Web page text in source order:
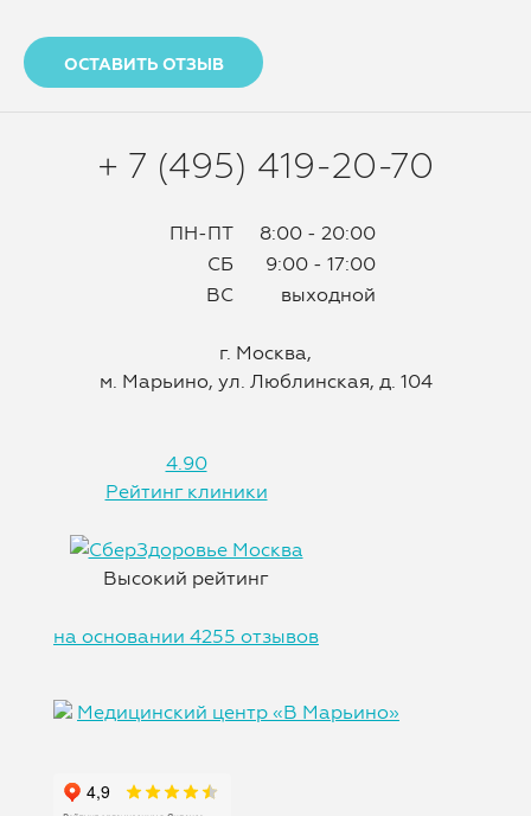
ОСТАВИТЬ ОТЗЫВ
+ 7 (495) 419-20-70
ПН-ПТ
8:00 - 20:00
СБ
9:00 - 17:00
ВС
выходной
г. Москва,
м. Марьино, ул. Люблинская, д. 104
4.90
Рейтинг клиники
Высокий рейтинг
на основании 4255 отзывов
Медицинский центр «В Марьино»